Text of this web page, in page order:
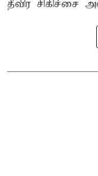
தீவிர சிகிச்சை